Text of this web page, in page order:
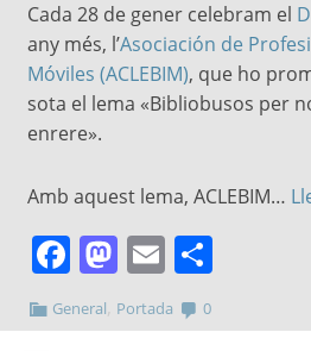
Cada 28 de gener celebram el
any més, l’Asociación de
Móviles (ACLEBIM), que ho
sota el lema «Bibliobusos per
enrere».
Amb aquest lema, ACLEBIM…
Facebook
Mastodon
Email
General Portada 0